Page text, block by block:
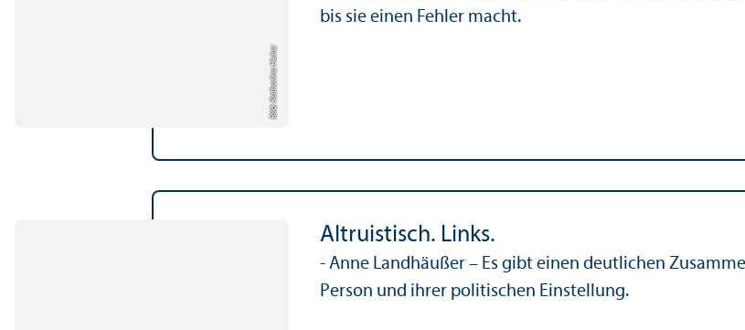
Bild: Katharina Heinz
bis sie einen Fehler macht.
Altruistisch. Links.
- Anne Landhäußer – Es gibt einen deutlichen
Person und ihrer politischen Einstellung.